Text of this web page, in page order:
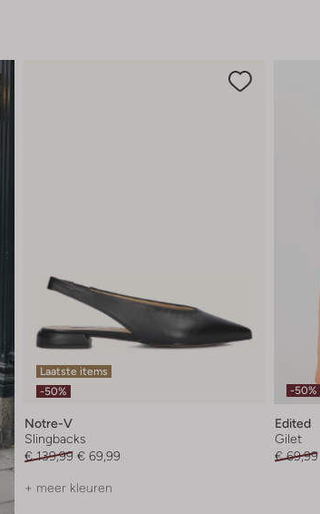
Laatste items
-50%
Notre-V
Slingbacks
€ 139,99 € 69,99
+ meer kleuren
-50%
Edited
Gilet
€ 69,99